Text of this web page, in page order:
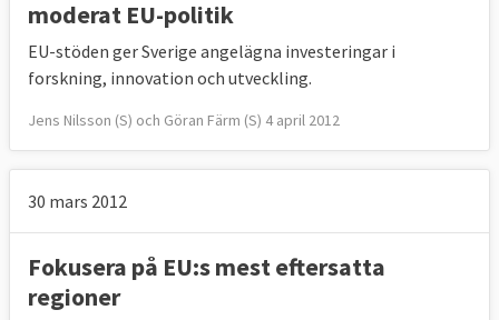
moderat EU-politik
EU-stöden ger Sverige angelägna investeringar i
forskning, innovation och utveckling.
Jens Nilsson (S) och Göran Färm (S) 4 april 2012
30 mars 2012
Fokusera på EU:s mest eftersatta
regioner